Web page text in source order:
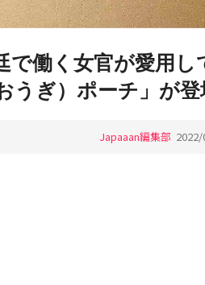
働く女官が愛用し
うぎ）ポーチ」が登
Japaaan編集部